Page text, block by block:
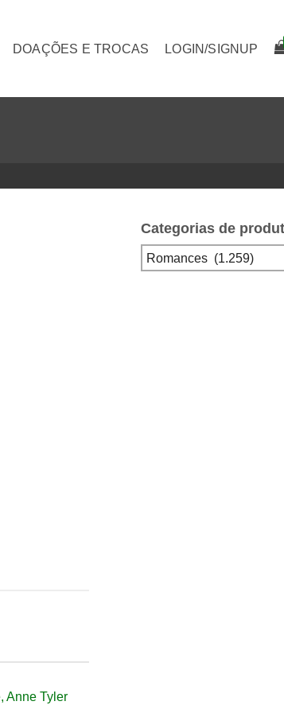
DOAÇÕES E TROCAS LOGIN/SIGNUP
Categorias de